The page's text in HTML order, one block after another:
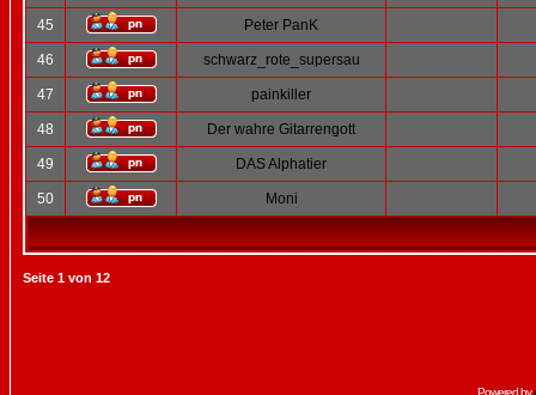
45 Peter PanK
46 schwarz_rote_supersau
47 painkiller
48 Der wahre Gitarrengott
49 DAS Alphatier
50 Moni
Seite 1 von 12
Powered by